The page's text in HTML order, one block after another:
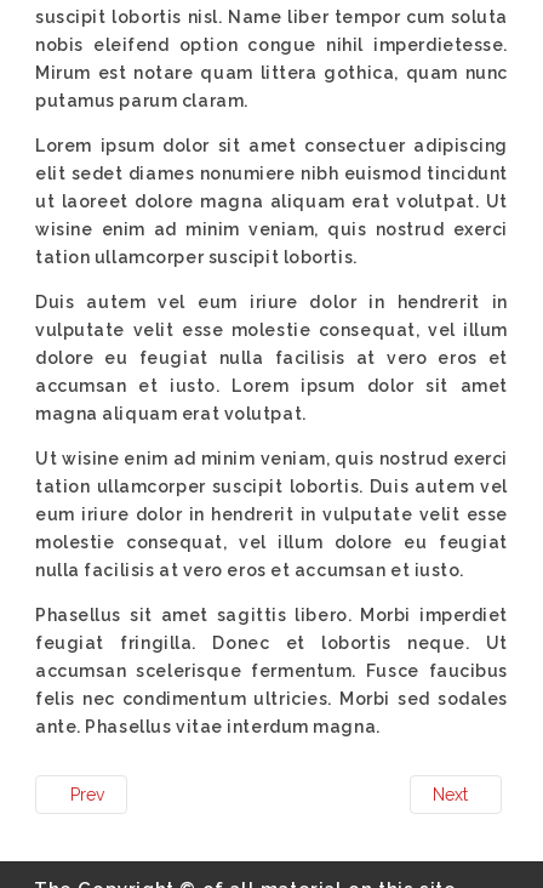
suscipit lobortis nisl. Name liber tempor cum soluta
nobis eleifend option congue nihil imperdietesse.
Mirum est notare quam littera gothica, quam nunc
putamus parum claram.
Lorem ipsum dolor sit amet consectuer adipiscing
elit sedet diames nonumiere nibh euismod tincidunt
ut laoreet dolore magna aliquam erat volutpat. Ut
wisine enim ad minim veniam, quis nostrud exerci
tation ullamcorper suscipit lobortis.
Duis autem vel eum iriure dolor in hendrerit in
vulputate velit esse molestie consequat, vel illum
dolore eu feugiat nulla facilisis at vero eros et
accumsan et iusto. Lorem ipsum dolor sit amet
magna aliquam erat volutpat.
Ut wisine enim ad minim veniam, quis nostrud exerci
tation ullamcorper suscipit lobortis. Duis autem vel
eum iriure dolor in hendrerit in vulputate velit esse
molestie consequat, vel illum dolore eu feugiat
nulla facilisis at vero eros et accumsan et iusto.
Phasellus sit amet sagittis libero. Morbi imperdiet
feugiat fringilla. Donec et lobortis neque. Ut
accumsan scelerisque fermentum. Fusce faucibus
felis nec condimentum ultricies. Morbi sed sodales
ante. Phasellus vitae interdum magna.
Prev Next